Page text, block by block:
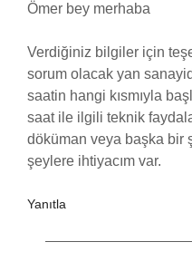
Ömer bey merhaba
Verdiğiniz bilgiler için
sorum olacak yan
saatin hangi kısmıyla
saat ile ilgili teknik
döküman veya başka bir
şeylere ihtiyacım var.
Yanıtla